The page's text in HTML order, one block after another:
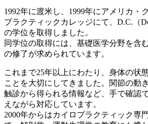
1992年に渡米し、1999年にアメリカ・
プラクティックカレッジにて、D.C.（
の学位を取得しました。
同学位の取得には、基礎医学分野を含
の修了が求められています。
これまで25年以上にわたり、身体の状
ことを大切にしてきました。関節の動
触診から得られる情報など、手で確認
えながら対応しています。
2000年からはカイロプラクティック専